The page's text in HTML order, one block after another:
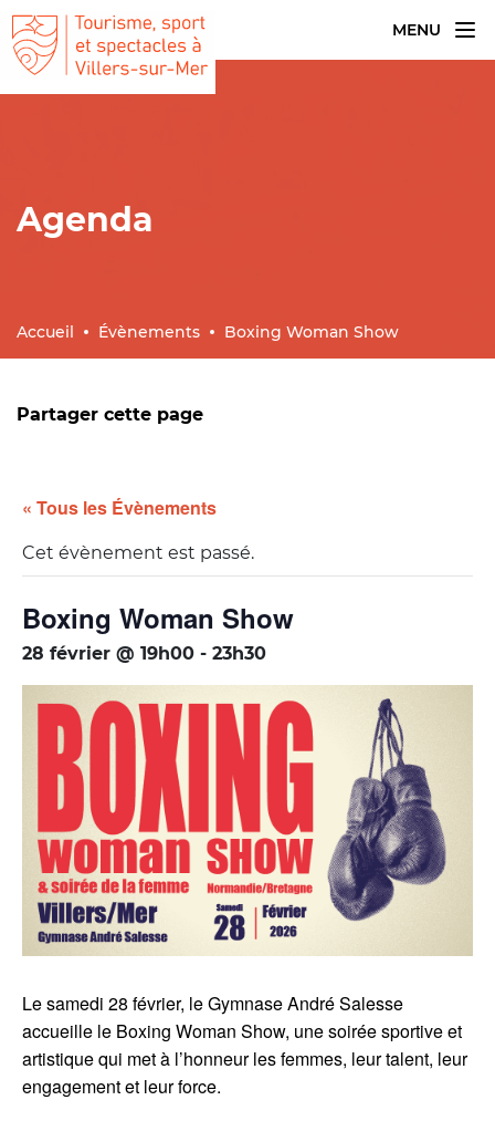
MENU
Accueil Évènements Boxing Woman Show
Agenda
Partager cette page
« Tous les Évènements
Cet évènement est passé.
Boxing Woman Show
28 février @ 19h00 - 23h30
Le samedi 28 février, le Gymnase André Salesse
accueille le Boxing Woman Show, une soirée sportive et
artistique qui met à l’honneur les femmes, leur talent, leur
engagement et leur force.